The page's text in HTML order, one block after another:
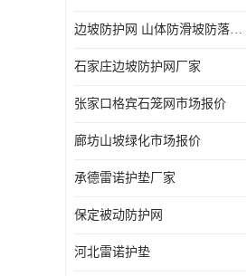
边坡防护网 山体防滑坡防落石 sns柔性主动被动护坡拦截 防护网
石家庄边坡防护网厂家
张家口格宾石笼网市场报价
廊坊山坡绿化市场报价
承德雷诺护垫厂家
保定被动防护网
河北雷诺护垫